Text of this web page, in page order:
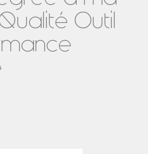
Outil